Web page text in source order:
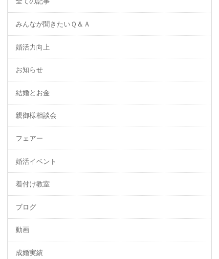
みんなが聞きたいＱ＆Ａ
婚活力向上
お知らせ
結婚とお金
親御様相談会
フェアー
婚活イベント
着付け教室
ブログ
動画
成婚実績